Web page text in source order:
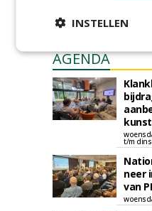
AGENDA
t/m
neer
van
INSTELLEN